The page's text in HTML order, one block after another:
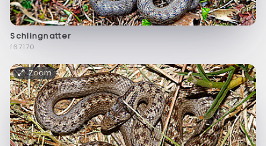
Schlingnatter
f67170
Zoom